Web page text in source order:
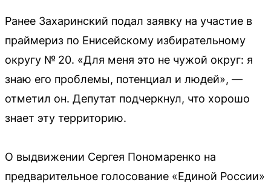
Ранее Захаринский подал заявку на участие в
праймериз по Енисейскому избирательному
округу № 20. «Для меня это не чужой округ: я
знаю его проблемы, потенциал и людей», —
отметил он. Депутат подчеркнул, что хорошо
знает эту территорию.
О выдвижении Сергея Пономаренко на
предварительное голосование «Единой России»